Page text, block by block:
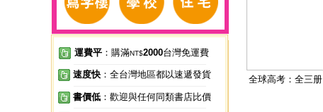
運費平 ：購滿NT$2000台灣免運費
速度快 ：全台灣地區都以速遞發貨
書價低 ：歡迎與任何同類書店比價
全球高考：全三册